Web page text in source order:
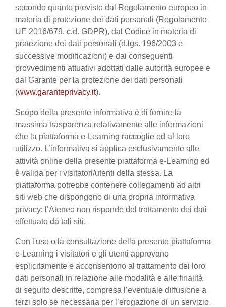
secondo quanto previsto dal Regolamento europeo in
materia di protezione dei dati personali (Regolamento
UE 2016/679, c.d. GDPR), dal Codice in materia di
protezione dei dati personali (d.lgs. 196/2003 e
successive modificazioni) e dai conseguenti
provvedimenti attuativi adottati dalle autorità europee e
dal Garante per la protezione dei dati personali
(www.garanteprivacy.it).
Scopo della presente informativa è di fornire la
massima trasparenza relativamente alle informazioni
che la piattaforma e-Learning raccoglie ed al loro
utilizzo. L’informativa si applica esclusivamente alle
attività online della presente piattaforma e-Learning ed
è valida per i visitatori/utenti della stessa. La
piattaforma potrebbe contenere collegamenti ad altri
siti web che dispongono di una propria informativa
privacy: l’Ateneo non risponde del trattamento dei dati
effettuato da tali siti.
Con l'uso o la consultazione della presente piattaforma
e-Learning i visitatori e gli utenti approvano
esplicitamente e acconsentono al trattamento dei loro
dati personali in relazione alle modalità e alle finalità
di seguito descritte, compresa l’eventuale diffusione a
terzi solo se necessaria per l’erogazione di un servizio.